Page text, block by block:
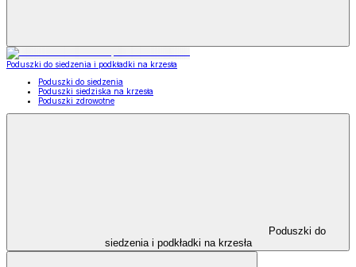
Poduszki do siedzenia i podkładki na krzesła
Poduszki do siedzenia
Poduszki siedziska na krzesła
Poduszki zdrowotne
Poduszki do
siedzenia i podkładki na krzesła